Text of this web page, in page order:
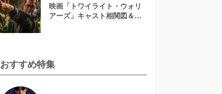
映画「トワイライト・ウォリ
アーズ」キャスト相関図＆登
おすすめ特集